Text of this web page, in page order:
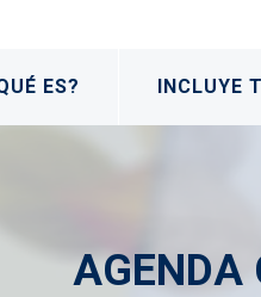
ES? INCLUYE
AGENDA